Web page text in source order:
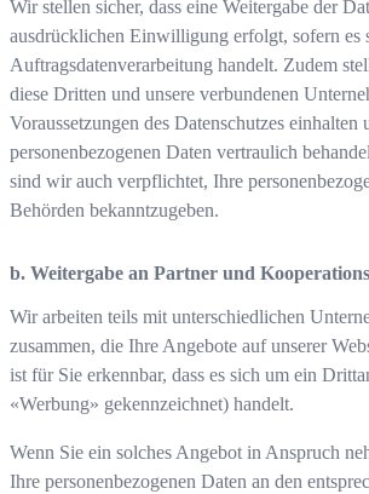
Wir stellen sicher, dass eine Weitergabe der
ausdrücklichen Einwilligung erfolgt, sofern es
Auftragsdatenverarbeitung handelt. Zudem
diese Dritten und unsere verbundenen
Voraussetzungen des Datenschutzes einhalten
personenbezogenen Daten vertraulich
sind wir auch verpflichtet, Ihre
Behörden bekanntzugeben.
b. Weitergabe an Partner und
Wir arbeiten teils mit unterschiedlichen
zusammen, die Ihre Angebote auf unserer
ist für Sie erkennbar, dass es sich um ein
«Werbung» gekennzeichnet) handelt.
Wenn Sie ein solches Angebot in Anspruch
Ihre personenbezogenen Daten an den